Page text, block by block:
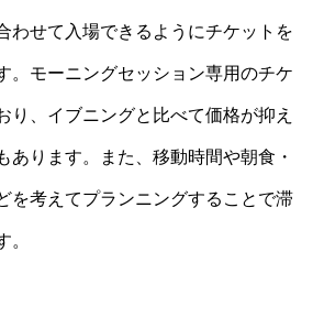
わせて入場できるようにチケットを
。モーニングセッション専用のチケ
り、イブニングと比べて価格が抑え
あります。また、移動時間や朝食・
を考えてプランニングすることで滞
。